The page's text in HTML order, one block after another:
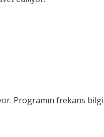
Programın frekans